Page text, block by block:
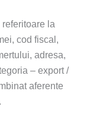
la
cod fiscal,
adresa,
– export /
aferente